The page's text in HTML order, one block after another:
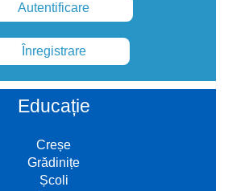
Autentificare
Înregistrare
Educație
Creșe
Grădinițe
Școli